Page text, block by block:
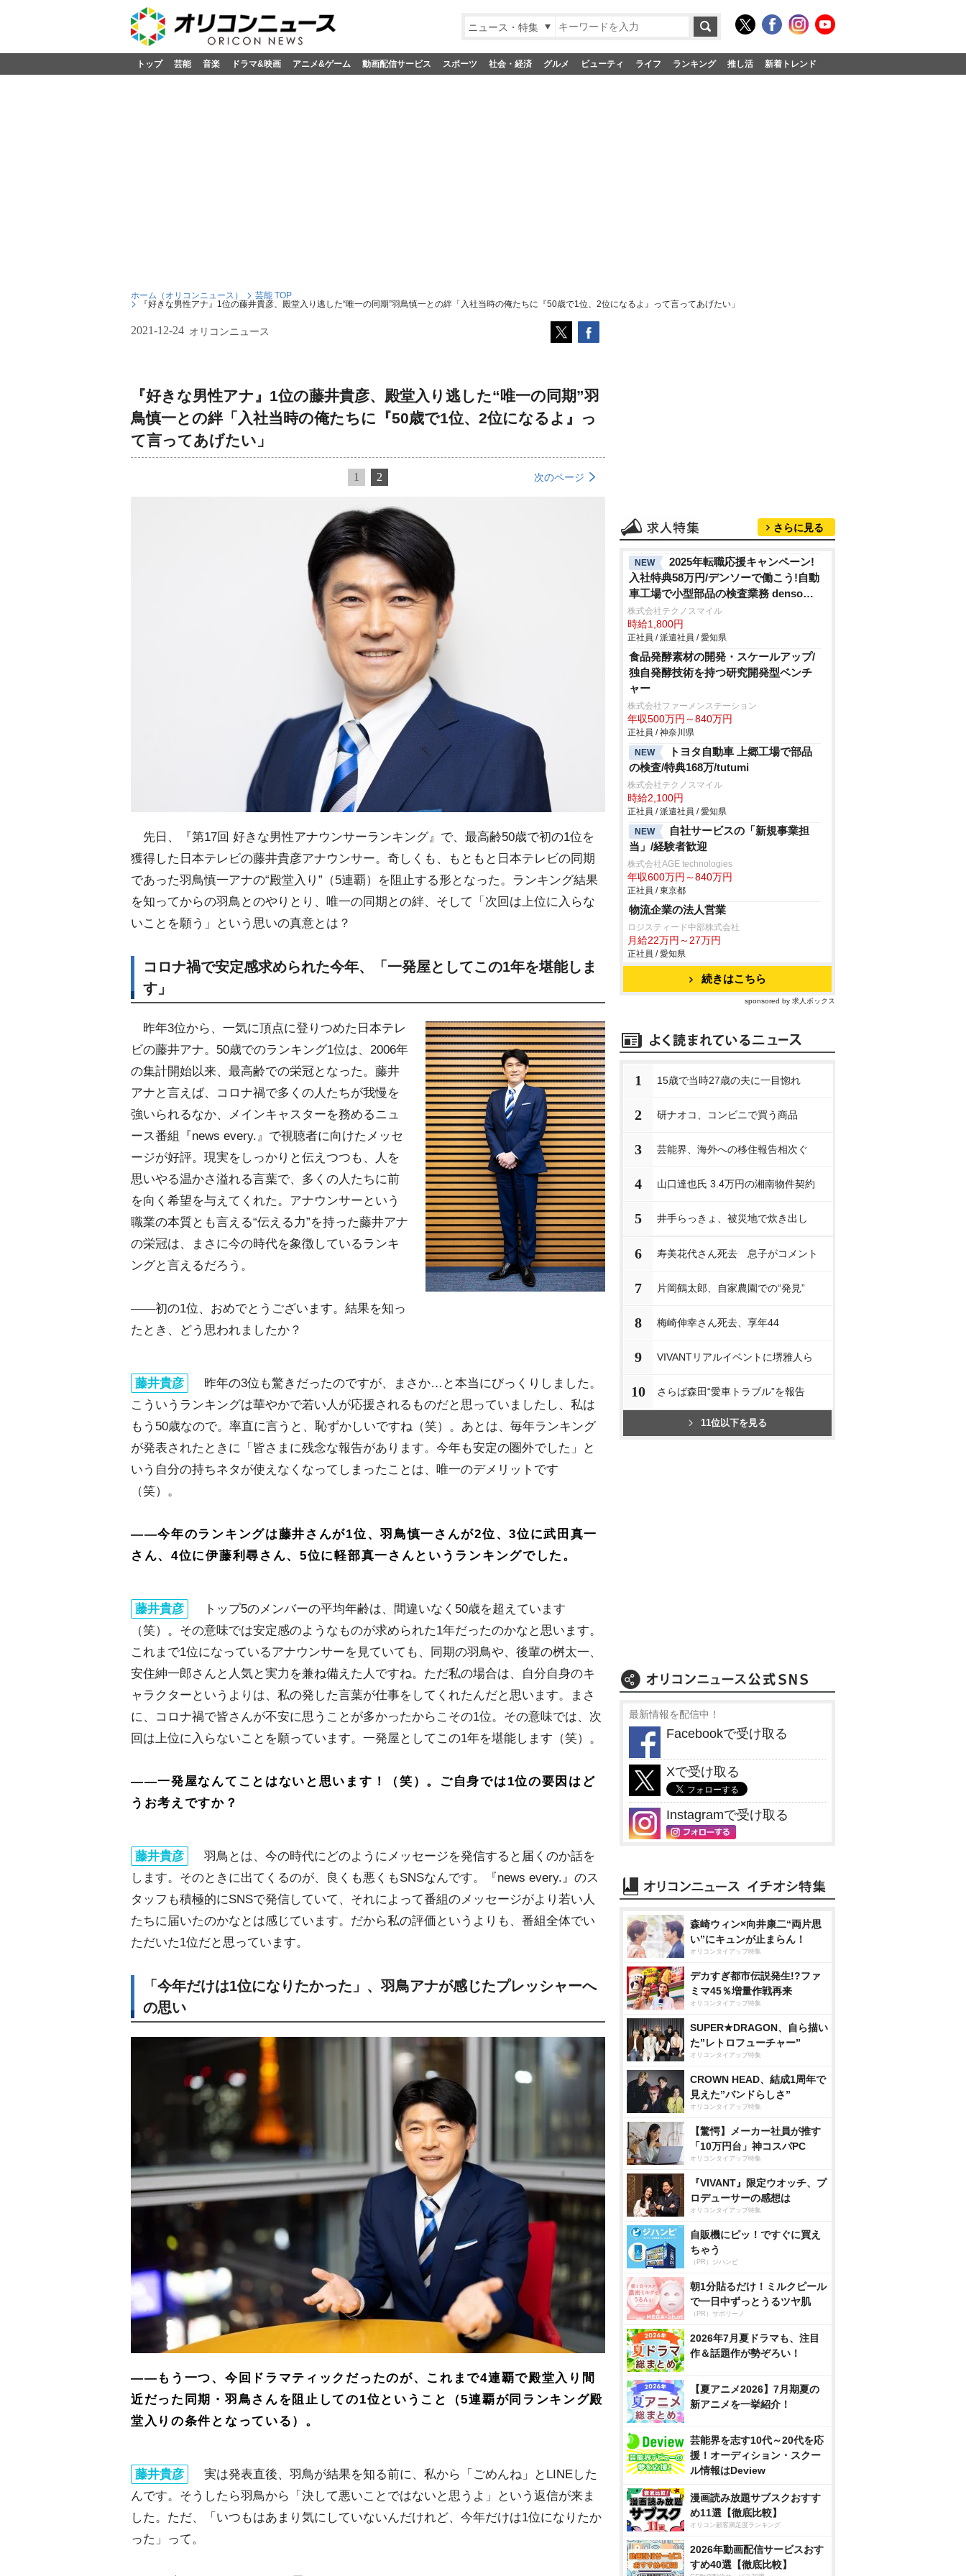
ニュース・特集
トップ 芸能 音楽 ドラマ&映画 アニメ&ゲーム 動画配信サービス スポーツ 社会・経済 グルメ ビューティ ライフ ランキング 推し活 新着トレンド
ホーム（オリコンニュース）
芸能 TOP
『好きな男性アナ』1位の藤井貴彦、殿堂入り逃した“唯一の同期”羽鳥慎一との絆「入社当時の俺たちに『50歳で1位、2位になるよ』って言ってあげたい」
2021-12-24 オリコンニュース
『好きな男性アナ』1位の藤井貴彦、殿堂入り逃した“唯一の同期”羽
鳥慎一との絆「入社当時の俺たちに『50歳で1位、2位になるよ』っ
て言ってあげたい」
1 2 次のページ
先日、『第17回 好きな男性アナウンサーランキング』で、最高齢50歳で初の1位を
獲得した日本テレビの藤井貴彦アナウンサー。奇しくも、もともと日本テレビの同期
であった羽鳥慎一アナの“殿堂入り”（5連覇）を阻止する形となった。ランキング結果
を知ってからの羽鳥とのやりとり、唯一の同期との絆、そして「次回は上位に入らな
いことを願う」という思いの真意とは？
コロナ禍で安定感求められた今年、「一発屋としてこの1年を堪能しま
す」
昨年3位から、一気に頂点に登りつめた日本テレ
ビの藤井アナ。50歳でのランキング1位は、2006年
の集計開始以来、最高齢での栄冠となった。藤井
アナと言えば、コロナ禍で多くの人たちが我慢を
強いられるなか、メインキャスターを務めるニュ
ース番組『news every.』で視聴者に向けたメッセ
ージが好評。現実をしっかりと伝えつつも、人を
思いやる温かさ溢れる言葉で、多くの人たちに前
を向く希望を与えてくれた。アナウンサーという
職業の本質とも言える“伝える力”を持った藤井アナ
の栄冠は、まさに今の時代を象徴しているランキ
ングと言えるだろう。
――初の1位、おめでとうございます。結果を知っ
たとき、どう思われましたか？
藤井貴彦
昨年の3位も驚きだったのですが、まさか…と本当にびっくりしました。
こういうランキングは華やかで若い人が応援されるものだと思っていましたし、私は
もう50歳なので。率直に言うと、恥ずかしいですね（笑）。あとは、毎年ランキング
が発表されたときに「皆さまに残念な報告があります。今年も安定の圏外でした」と
いう自分の持ちネタが使えなくなってしまったことは、唯一のデメリットです
（笑）。
――今年のランキングは藤井さんが1位、羽鳥慎一さんが2位、3位に武田真一
さん、4位に伊藤利尋さん、5位に軽部真一さんというランキングでした。
藤井貴彦
トップ5のメンバーの平均年齢は、間違いなく50歳を超えています
（笑）。その意味では安定感のようなものが求められた1年だったのかなと思います。
これまで1位になっているアナウンサーを見ていても、同期の羽鳥や、後輩の桝太一、
安住紳一郎さんと人気と実力を兼ね備えた人ですね。ただ私の場合は、自分自身のキ
ャラクターというよりは、私の発した言葉が仕事をしてくれたんだと思います。まさ
に、コロナ禍で皆さんが不安に思うことが多かったからこその1位。その意味では、次
回は上位に入らないことを願っています。一発屋としてこの1年を堪能します（笑）。
――一発屋なんてことはないと思います！（笑）。ご自身では1位の要因はど
うお考えですか？
藤井貴彦
羽鳥とは、今の時代にどのようにメッセージを発信すると届くのか話を
します。そのときに出てくるのが、良くも悪くもSNSなんです。『news every.』のス
タッフも積極的にSNSで発信していて、それによって番組のメッセージがより若い人
たちに届いたのかなとは感じています。だから私の評価というよりも、番組全体でい
ただいた1位だと思っています。
「今年だけは1位になりたかった」、羽鳥アナが感じたプレッシャーへ
の思い
――もう一つ、今回ドラマティックだったのが、これまで4連覇で殿堂入り間
近だった同期・羽鳥さんを阻止しての1位ということ（5連覇が同ランキング殿
堂入りの条件となっている）。
藤井貴彦
実は発表直後、羽鳥が結果を知る前に、私から「ごめんね」とLINEした
んです。そうしたら羽鳥から「決して悪いことではないと思うよ」という返信が来ま
した。ただ、「いつもはあまり気にしていないんだけれど、今年だけは1位になりたか
った」って。
さらに見る
NEW
2025年転職応援キャンペーン!
入社特典58万円/デンソーで働こう!自動
車工場で小型部品の検査業務 denso
aichi
株式会社テクノスマイル
時給1,800円
正社員 / 派遣社員 / 愛知県
食品発酵素材の開発・スケールアップ/
独自発酵技術を持つ研究開発型ベンチ
ャー
株式会社ファーメンステーション
年収500万円～840万円
正社員 / 神奈川県
NEW
トヨタ自動車 上郷工場で部品
の検査/特典168万/tutumi
株式会社テクノスマイル
時給2,100円
正社員 / 派遣社員 / 愛知県
NEW
自社サービスの「新規事業担
当」/経験者歓迎
株式会社AGE technologies
年収600万円～840万円
正社員 / 東京都
物流企業の法人営業
ロジスティード中部株式会社
月給22万円～27万円
正社員 / 愛知県
続きはこちら
sponsored by 求人ボックス
1 15歳で当時27歳の夫に一目惚れ
2 研ナオコ、コンビニで買う商品
3 芸能界、海外への移住報告相次ぐ
4 山口達也氏 3.4万円の湘南物件契約
5 井手らっきょ、被災地で炊き出し
6 寿美花代さん死去 息子がコメント
7 片岡鶴太郎、自家農園での“発見”
8 梅崎伸幸さん死去、享年44
9 VIVANTリアルイベントに堺雅人ら
10 さらば森田“愛車トラブル”を報告
11位以下を見る
最新情報を配信中！
Facebookで受け取る
Xで受け取る
Instagramで受け取る
森崎ウィン×向井康二“両片思
い”にキュンが止まらん！
オリコンタイアップ特集
デカすぎ都市伝説発生!?ファ
ミマ45％増量作戦再来
オリコンタイアップ特集
SUPER★DRAGON、自ら描い
た”レトロフューチャー”
オリコンタイアップ特集
CROWN HEAD、結成1周年で
見えた”バンドらしさ”
オリコンタイアップ特集
【驚愕】メーカー社員が推す
「10万円台」神コスパPC
オリコンタイアップ特集
『VIVANT』限定ウオッチ、プ
ロデューサーの感想は
オリコンタイアップ特集
自販機にピッ！ですぐに買え
ちゃう
（PR）ジハンピ
朝1分貼るだけ！ミルクピール
で一日中ずっとうるツヤ肌
（PR）サボリーノ
2026年7月夏ドラマも、注目
作＆話題作が勢ぞろい！
【夏アニメ2026】7月期夏の
新アニメを一挙紹介！
芸能界を志す10代～20代を応
援！オーディション・スクー
ル情報はDeview
漫画読み放題サブスクおすす
め11選【徹底比較】
オリコン顧客満足度ランキング
2026年動画配信サービスおす
すめ40選【徹底比較】